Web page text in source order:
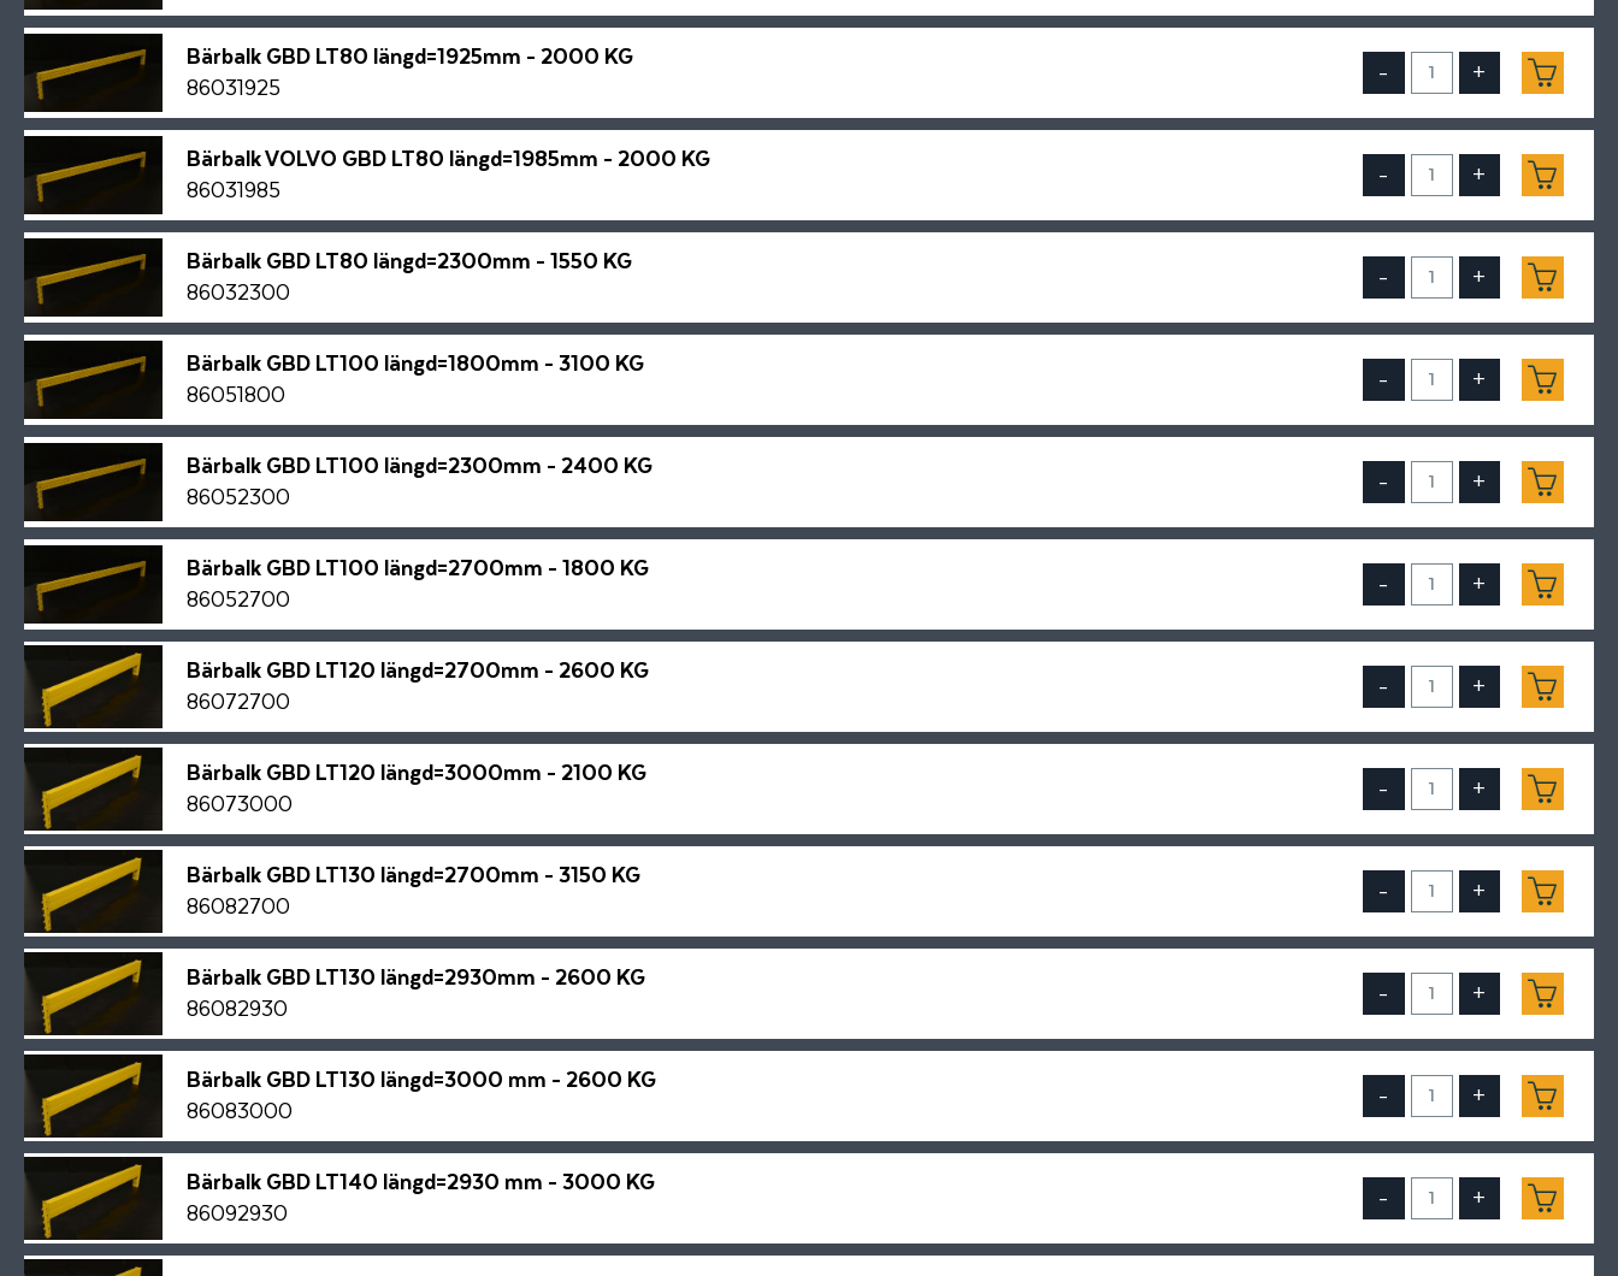
Bärbalk GBD LT80 längd=1925mm - 2000 KG
86031925
- +
Bärbalk VOLVO GBD LT80 längd=1985mm - 2000 KG
86031985
- +
Bärbalk GBD LT80 längd=2300mm - 1550 KG
86032300
- +
Bärbalk GBD LT100 längd=1800mm - 3100 KG
86051800
- +
Bärbalk GBD LT100 längd=2300mm - 2400 KG
86052300
- +
Bärbalk GBD LT100 längd=2700mm - 1800 KG
86052700
- +
Bärbalk GBD LT120 längd=2700mm - 2600 KG
86072700
- +
Bärbalk GBD LT120 längd=3000mm - 2100 KG
86073000
- +
Bärbalk GBD LT130 längd=2700mm - 3150 KG
86082700
- +
Bärbalk GBD LT130 längd=2930mm - 2600 KG
86082930
- +
Bärbalk GBD LT130 längd=3000 mm - 2600 KG
86083000
- +
Bärbalk GBD LT140 längd=2930 mm - 3000 KG
86092930
- +